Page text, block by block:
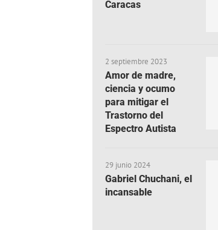
Caracas
2 septiembre 2023
Amor de madre,
ciencia y ocumo
para mitigar el
Trastorno del
Espectro Autista
29 junio 2024
Gabriel Chuchani, el
incansable